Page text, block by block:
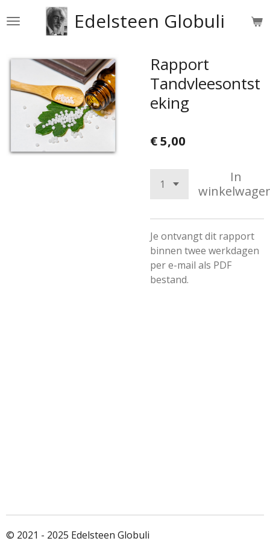
direct
de
hoofdinhoud
Edelsteen Globuli
Rapport
Tandvleesontst
eking
€ 5,00
In
Je ontvangt dit rapport
binnen twee werkdagen
per e-mail als PDF
bestand.
© 2021 - 2025 Edelsteen Globuli